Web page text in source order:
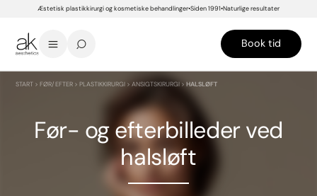
Æstetisk plastikkirurgi og kosmetiske behandlinger Siden 1991 Naturlige resultater
Book tid
START >FØR/EFTER >PLASTIKKIRURGI >ANSIGTSKIRURGI >HALSLØFT
Før- og efterbilleder ved
halsløft